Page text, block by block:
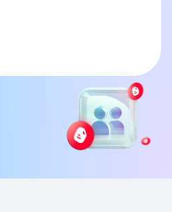
ряд задач
снизить нагрузку